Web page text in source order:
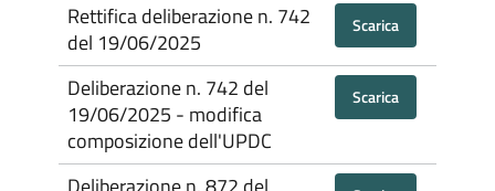
Rettifica deliberazione n. 742
del 19/06/2025
Scarica
Deliberazione n. 742 del
19/06/2025 - modifica
composizione dell'UPDC
Scarica